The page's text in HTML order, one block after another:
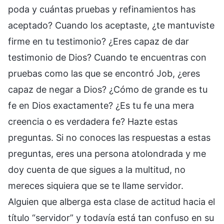
poda y cuántas pruebas y refinamientos has
aceptado? Cuando los aceptaste, ¿te mantuviste
firme en tu testimonio? ¿Eres capaz de dar
testimonio de Dios? Cuando te encuentras con
pruebas como las que se encontró Job, ¿eres
capaz de negar a Dios? ¿Cómo de grande es tu
fe en Dios exactamente? ¿Es tu fe una mera
creencia o es verdadera fe? Hazte estas
preguntas. Si no conoces las respuestas a estas
preguntas, eres una persona atolondrada y me
doy cuenta de que sigues a la multitud, no
mereces siquiera que se te llame servidor.
Alguien que alberga esta clase de actitud hacia el
título “servidor” y todavía está tan confuso en su